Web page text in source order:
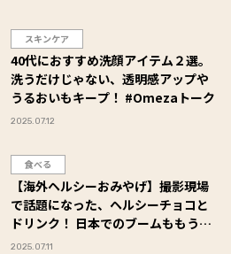
スキンケア
40代におすすめ洗顔アイテム２選。
洗うだけじゃない、透明感アップや
うるおいもキープ！ #Omezaトーク
2025.07.12
食べる
【海外ヘルシーおみやげ】撮影現場
で話題になった、ヘルシーチョコと
ドリンク！ 日本でのブームももうす
ぐかも #Omezaトーク
2025.07.11